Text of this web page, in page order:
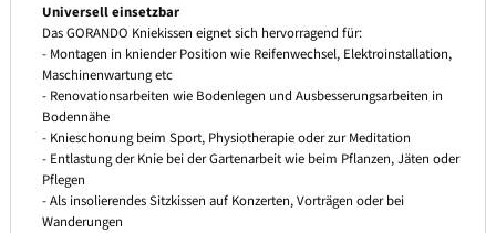
Universell einsetzbar
Das GORANDO Kniekissen eignet sich hervorragend für:
- Montagen in kniender Position wie Reifenwechsel, Elektroinstallation,
Maschinenwartung etc
- Renovationsarbeiten wie Bodenlegen und Ausbesserungsarbeiten in
Bodennähe
- Knieschonung beim Sport, Physiotherapie oder zur Meditation
- Entlastung der Knie bei der Gartenarbeit wie beim Pflanzen, Jäten oder
Pflegen
- Als insolierendes Sitzkissen auf Konzerten, Vorträgen oder bei
Wanderungen